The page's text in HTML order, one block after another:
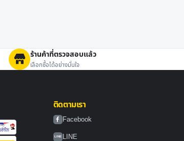
ร้านค้าที่ตรวจสอบแล้ว
เลือกซื้อได้อย่างมั่นใจ
ติดตามเรา
Facebook
LINE LINE